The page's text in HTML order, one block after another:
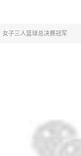
子三人篮球总决赛冠军